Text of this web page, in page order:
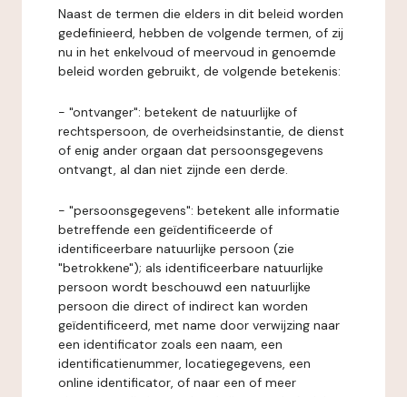
Naast de termen die elders in dit beleid worden
gedefinieerd, hebben de volgende termen, of zij
nu in het enkelvoud of meervoud in genoemde
beleid worden gebruikt, de volgende betekenis:
- "ontvanger": betekent de natuurlijke of
rechtspersoon, de overheidsinstantie, de dienst
of enig ander orgaan dat persoonsgegevens
ontvangt, al dan niet zijnde een derde.
- "persoonsgegevens": betekent alle informatie
betreffende een geïdentificeerde of
identificeerbare natuurlijke persoon (zie
"betrokkene"); als identificeerbare natuurlijke
persoon wordt beschouwd een natuurlijke
persoon die direct of indirect kan worden
geïdentificeerd, met name door verwijzing naar
een identificator zoals een naam, een
identificatienummer, locatiegegevens, een
online identificator, of naar een of meer